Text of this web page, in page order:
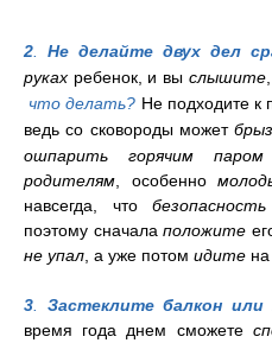
2. Не делайте двух дел
руках ребенок, и вы слышите
что делать? Не подходите к
ведь со сковороды может
ошпарить горячим паром
родителям, особенно
навсегда, что
поэтому сначалаположите
не упал, а уже потом идите на
3. Застеклите балкон
время года днем сможете